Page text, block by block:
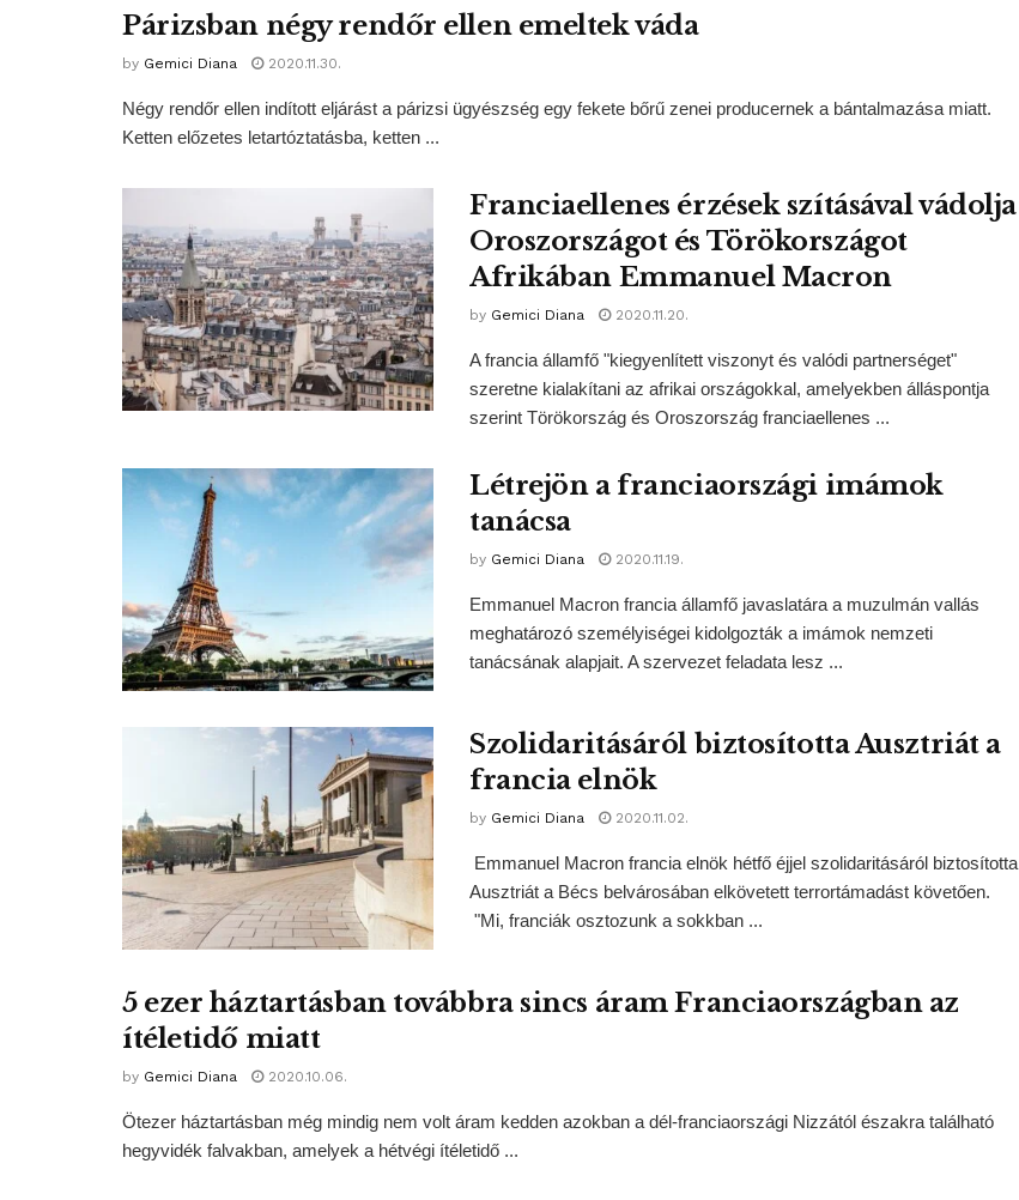
Párizsban négy rendőr ellen emeltek váda
by Gemici Diana 2020.11.30.
Négy rendőr ellen indított eljárást a párizsi ügyészség egy fekete bőrű zenei producernek a bántalmazása miatt.
Ketten előzetes letartóztatásba, ketten ...
Franciaellenes érzések szításával vádolja
Oroszországot és Törökországot
Afrikában Emmanuel Macron
by Gemici Diana 2020.11.20.
A francia államfő "kiegyenlített viszonyt és valódi partnerséget"
szeretne kialakítani az afrikai országokkal, amelyekben álláspontja
szerint Törökország és Oroszország franciaellenes ...
Létrejön a franciaországi imámok
tanácsa
by Gemici Diana 2020.11.19.
Emmanuel Macron francia államfő javaslatára a muzulmán vallás
meghatározó személyiségei kidolgozták a imámok nemzeti
tanácsának alapjait. A szervezet feladata lesz ...
Szolidaritásáról biztosította Ausztriát a
francia elnök
by Gemici Diana 2020.11.02.
Emmanuel Macron francia elnök hétfő éjjel szolidaritásáról biztosította
Ausztriát a Bécs belvárosában elkövetett terrortámadást követően.
"Mi, franciák osztozunk a sokkban ...
5 ezer háztartásban továbbra sincs áram Franciaországban az
ítéletidő miatt
by Gemici Diana 2020.10.06.
Ötezer háztartásban még mindig nem volt áram kedden azokban a dél-franciaországi Nizzától északra található
hegyvidék falvakban, amelyek a hétvégi ítéletidő ...